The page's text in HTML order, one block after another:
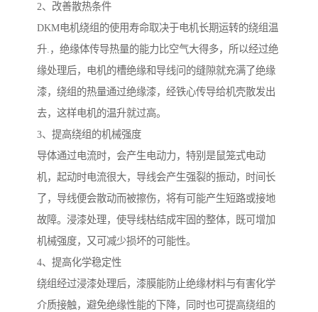
2、改善散热条件
DKM电机绕组的使用寿命取决于电机长期运转的绕组温
升.，绝缘体传导热量的能力比空气大得多，所以经过绝
缘处理后，电机的槽绝缘和导线问的缝隙就充满了绝缘
漆，绕组的热量通过绝缘漆，经铁心传导给机壳散发出
去，这样电机的温升就过高。
3、提高绕组的机械强度
导体通过电流时，会产生电动力，特别是鼠笼式电动
机，起动时电流很大，导线会产生强裂的振动，时间长
了，导线便会散动而被擦伤，将有可能产生短路或接地
故障。浸漆处理，使导线枯结成牢固的整体，既可增加
机械强度，又可减少损坏的可能性。
4、提高化学稳定性
绕组经过浸漆处理后，漆膜能防止绝缘材料与有害化学
介质接触，避免绝缘性能的下降，同时也可提高绕组的